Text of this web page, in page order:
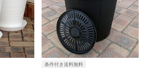
条件付き送料無料